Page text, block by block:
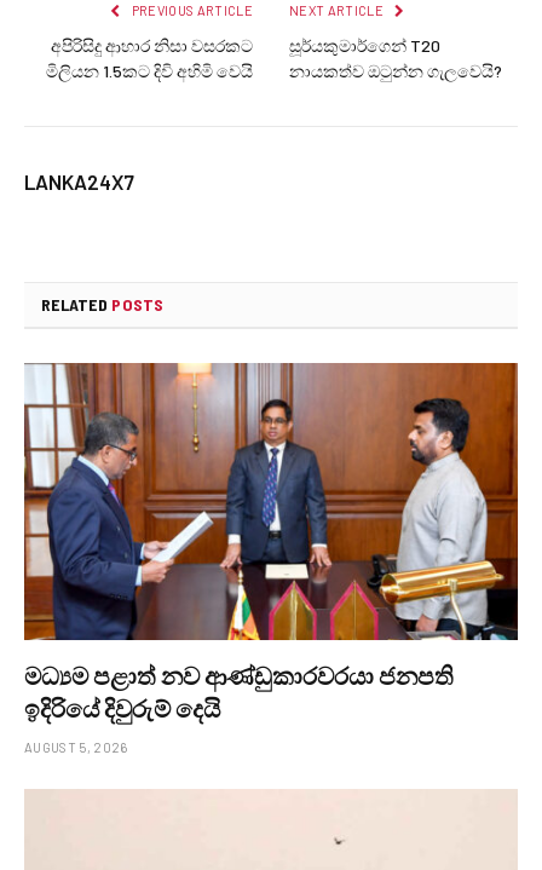
PREVIOUS ARTICLE
අපිරිසිදු ආහාර නිසා වසරකට
මිලියන 1.5කට දිවි අහිමි වෙයි
NEXT ARTICLE
සූර්යකුමාර්ගෙන් T20
නායකත්ව ඔටුන්න ගැලවෙයි?
LANKA24X7
RELATED POSTS
මධ්‍යම පළාත් නව ආණ්ඩුකාරවරයා ජනපති
ඉදිරියේ දිවුරුම් දෙයි
AUGUST 5, 2026